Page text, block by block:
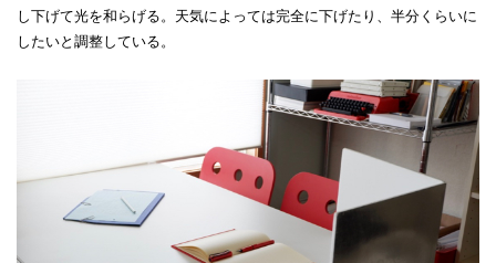
し下げて光を和らげる。天気によっては完全に下げたり、半分くらいに
したいと調整している。